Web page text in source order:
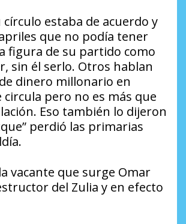
círculo estaba de acuerdo y
que no podía tener
figura de su partido como
sin él serlo. Otros hablan
dinero millonario en
circula pero no es más que
Eso también lo dijeron
perdió las primarias
vacante que surge Omar
del Zulia y en efecto